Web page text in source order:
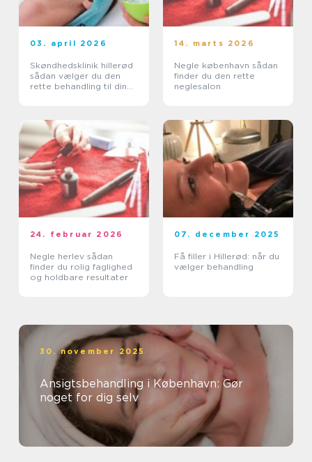
03. april 2026
Skøndhedsklinik hillerød
sådan vælger du den
rette behandling til din
14. marts 2026
Negle københavn sådan
finder du den rette
neglesalon
24. februar 2026
Negle herlev sådan
finder du rolig faglighed
og holdbare resultater
07. december 2025
Få filler i Hillerød: når du
vælger behandling
30. november 2025
Ansigtsbehandling i København: Gør
noget for dig selv